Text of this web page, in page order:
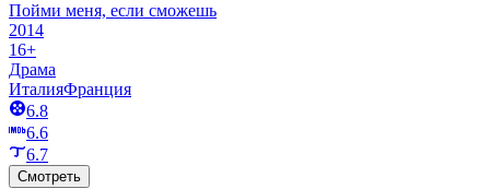
Пойми меня, если сможешь
2014
16+
Драма
ИталияФранция
6.8
6.6
6.7
Смотреть